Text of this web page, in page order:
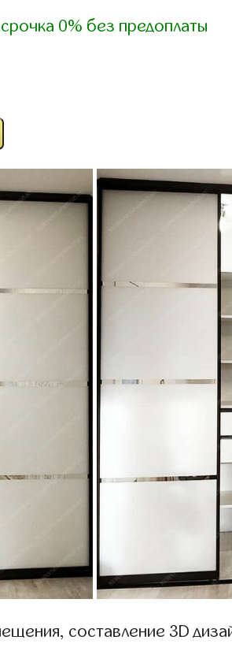
0% без предоплаты
составление 3D